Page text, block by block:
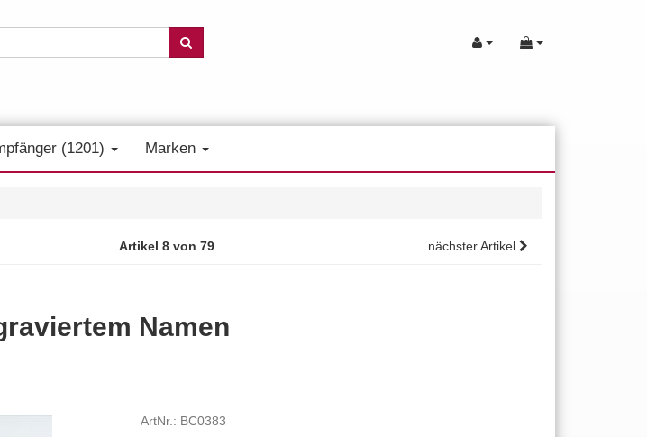
(1201) Marken
Artikel 8 von 79 nächster Artikel
Namen
ArtNr.: BC0383